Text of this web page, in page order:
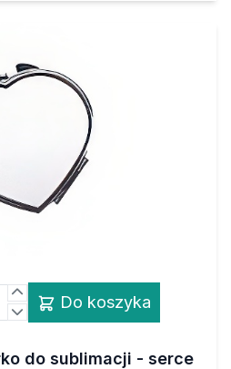
Do koszyka
do sublimacji - serce